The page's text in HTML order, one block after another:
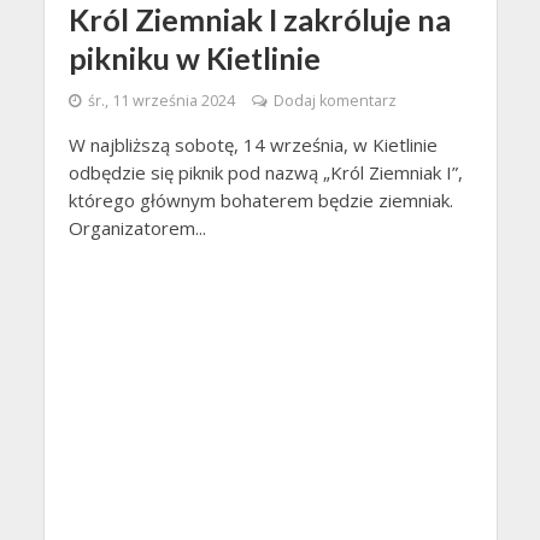
Król Ziemniak I zakróluje na
pikniku w Kietlinie
śr., 11 września 2024 Dodaj komentarz
W najbliższą sobotę, 14 września, w Kietlinie
odbędzie się piknik pod nazwą „Król Ziemniak I”,
którego głównym bohaterem będzie ziemniak.
Organizatorem...